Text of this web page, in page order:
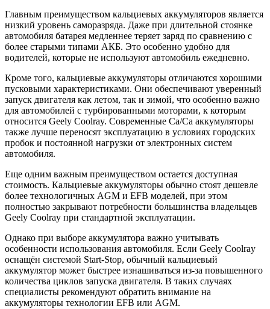
Главным преимуществом кальциевых аккумуляторов является
низкий уровень саморазряда. Даже при длительной стоянке
автомобиля батарея медленнее теряет заряд по сравнению с
более старыми типами АКБ. Это особенно удобно для
водителей, которые не используют автомобиль ежедневно.
Кроме того, кальциевые аккумуляторы отличаются хорошими
пусковыми характеристиками. Они обеспечивают уверенный
запуск двигателя как летом, так и зимой, что особенно важно
для автомобилей с турбированными моторами, к которым
относится Geely Coolray. Современные Ca/Ca аккумуляторы
также лучше переносят эксплуатацию в условиях городских
пробок и постоянной нагрузки от электронных систем
автомобиля.
Еще одним важным преимуществом остается доступная
стоимость. Кальциевые аккумуляторы обычно стоят дешевле
более технологичных AGM и EFB моделей, при этом
полностью закрывают потребности большинства владельцев
Geely Coolray при стандартной эксплуатации.
Однако при выборе аккумулятора важно учитывать
особенности использования автомобиля. Если Geely Coolray
оснащён системой Start-Stop, обычный кальциевый
аккумулятор может быстрее изнашиваться из-за повышенного
количества циклов запуска двигателя. В таких случаях
специалисты рекомендуют обратить внимание на
аккумуляторы технологии EFB или AGM.